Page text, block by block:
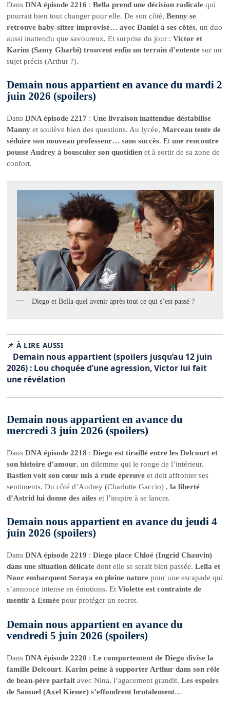
DansDNA épisode 2216 :Bella prend une décision radicale qui
pourrait bien tout changer pour elle. De son côté,Benny se
retrouve baby-sitter improvisé… avec Daniel à ses côtés, un duo
aussi inattendu que savoureux. Et surprise du jour :Victor et
Karim (Samy Gharbi) trouvent enfin un terrain d’entente sur un
sujet précis (Arthur ?).
Demain nous appartient en avance du mardi 2
juin 2026 (spoilers)
DansDNA épisode 2217 :Une livraison inattendue déstabilise
Manny et soulève bien des questions. Au lycée,Marceau tente de
séduire son nouveau professeur… sans succès. Etune rencontre
pousse Audrey à bousculer son quotidien et à sortir de sa zone de
confort.
Diego et Bella quel avenir après tout ce qui s’est passé ?
📌 À LIRE AUSSI
Demain nous appartient (spoilers jusqu’au 12 juin
2026) : Lou choquée d’une agression, Victor lui fait
une révélation
Demain nous appartient en avance du
mercredi 3 juin 2026 (spoilers)
DansDNA épisode 2218 :Diego est tiraillé entre les Delcourt et
son histoire d’amour, un dilemme qui le ronge de l’intérieur.
Bastien voit son cœur mis à rude épreuve et doit affronter ses
sentiments. Du côté d’Audrey (Charlotte Gaccio) ,la liberté
d’Astrid lui donne des ailes et l’inspire à se lancer.
Demain nous appartient en avance du jeudi 4
juin 2026 (spoilers)
DansDNA épisode 2219 :Diego place Chloé (Ingrid Chauvin)
dans une situation délicate dont elle se serait bien passée.Leïla et
Noor embarquent Soraya en pleine nature pour une escapade qui
s’annonce intense en émotions. EtViolette est contrainte de
mentir à Esmée pour protéger un secret.
Demain nous appartient en avance du
vendredi 5 juin 2026 (spoilers)
DansDNA épisode 2220 :Le comportement de Diego divise la
famille Delcourt.Karim peine à supporter Arthur dans son rôle
de beau-père parfait avec Nina, l’agacement grandit.Les espoirs
de Samuel (Axel Kiener) s’effondrent brutalement…